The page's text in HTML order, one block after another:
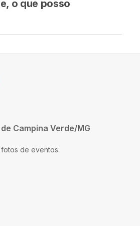
o que posso
Campina Verde/MG
de eventos.